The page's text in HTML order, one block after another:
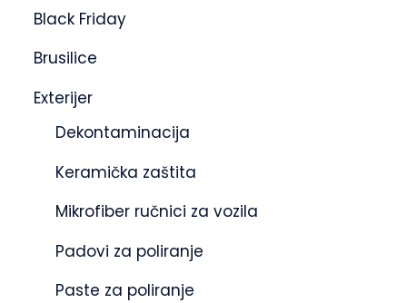
Black Friday
Brusilice
Exterijer
Dekontaminacija
Keramička zaštita
Mikrofiber ručnici za vozila
Padovi za poliranje
Paste za poliranje